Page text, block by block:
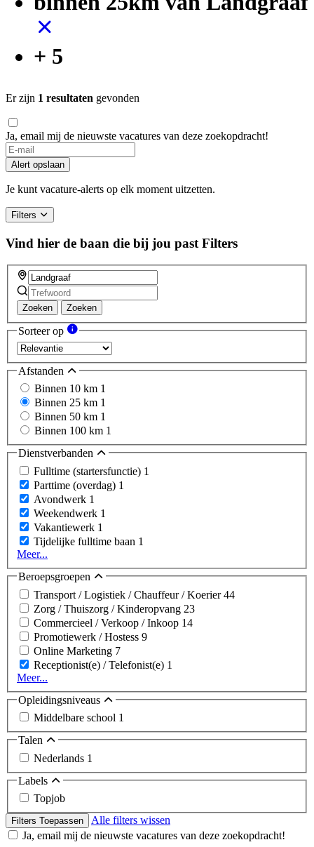
+ 5
Er zijn 1 resultaten gevonden
Ja, email mij de nieuwste vacatures van deze zoekopdracht!
If
you
are
a
ignore
this
field
Alert opslaan
Je kunt vacature-alerts op elk moment uitzetten.
Filters
Vind hier de baan die bij jou past Filters
Zoeken Zoeken
Sorteer op
Afstanden
Binnen 10 km 1
Binnen 25 km 1
Binnen 50 km 1
Binnen 100 km 1
Dienstverbanden
Fulltime (startersfunctie) 1
Parttime (overdag) 1
Avondwerk 1
Weekendwerk 1
Vakantiewerk 1
Tijdelijke fulltime baan 1
Meer...
Beroepsgroepen
Transport / Logistiek / Chauffeur / Koerier44
Zorg / Thuiszorg / Kinderopvang 23
Commercieel / Verkoop / Inkoop 14
Promotiewerk / Hostess 9
Online Marketing 7
Receptionist(e) / Telefonist(e) 1
Meer...
Opleidingsniveaus
Middelbare school 1
Talen
Nederlands 1
Labels
Topjob
Filters Toepassen
Alle filters wissen
Ja, email mij de nieuwste vacatures van deze zoekopdracht!